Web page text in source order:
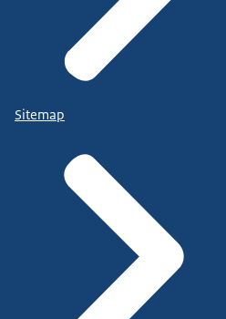
Sitemap